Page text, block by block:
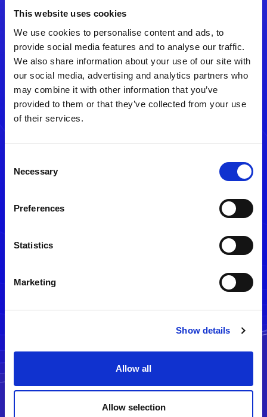
This website uses cookies
We use cookies to personalise content and ads, to
provide social media features and to analyse our traffic.
We also share information about your use of our site with
our social media, advertising and analytics partners who
may combine it with other information that you’ve
provided to them or that they’ve collected from your use
of their services.
Selection
Necessary
Preferences
Statistics
Marketing
Show details
Allow all
Allow selection
ある可能性があります。
メールアドレスをご確認のうえ、
再度手続きを行ってください。
メルマガ配信停止